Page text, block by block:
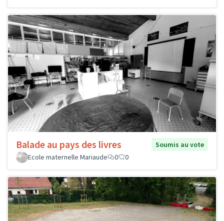
Balade au pays des livres
Soumis au vote
Ecole maternelle Mariaude
0 0